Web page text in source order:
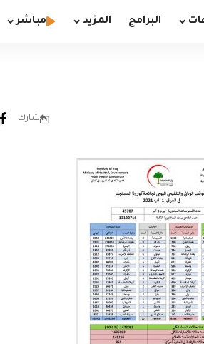
البرامج المزيد مباشر
شارك